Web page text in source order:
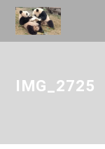
IMG_2725